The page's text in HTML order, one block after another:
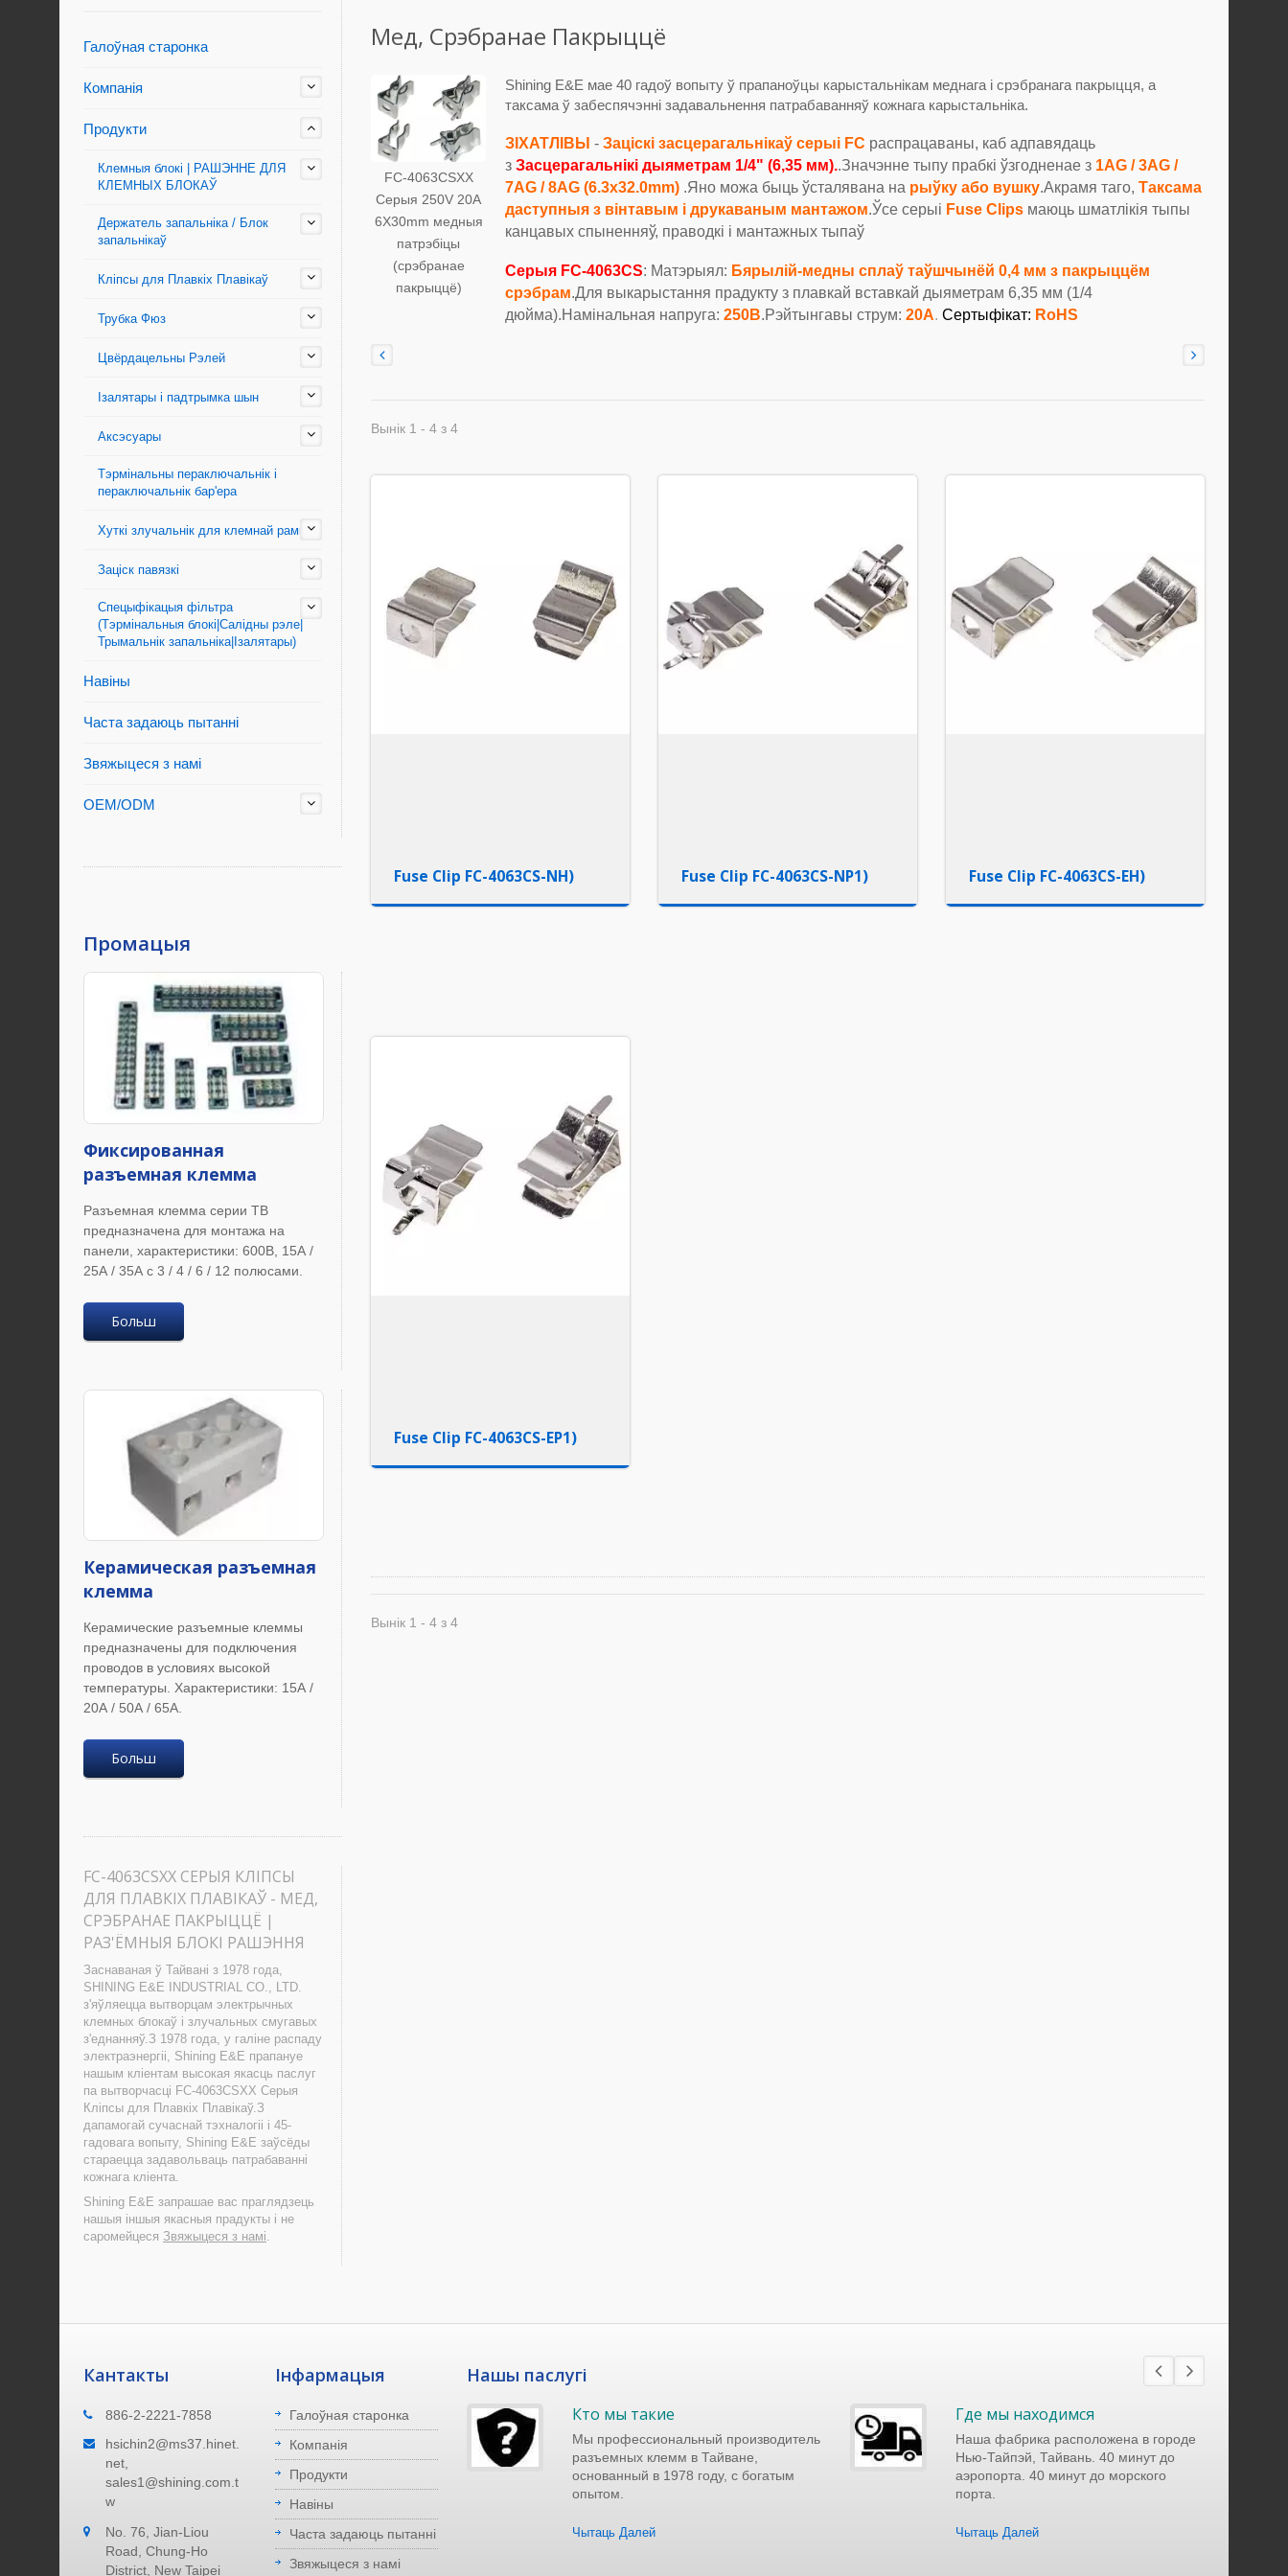
Галоўная старонка
Компанія
Продукти
Клемныя блокі | РАШЭННЕ ДЛЯ
КЛЕМНЫХ БЛОКАЎ
Держатель запальніка / Блок
запальнікаў
Кліпсы для Плавкіх Плавікаў
Трубка Фюз
Цвёрдацельны Рэлей
Ізалятары і падтрымка шын
Аксэсуары
Тэрмінальны пераключальнік і
пераключальнік бар'ера
Хуткі злучальнік для клемнай рамкі
Заціск павязкі
Спецыфікацыя фільтра
(Тэрмінальныя блокі|Салідны рэле|
Трымальнік запальніка|Ізалятары)
Навіны
Часта задаюць пытанні
Звяжыцеся з намі
OEM/ODM
Промацыя
Фиксированная
разъемная клемма
Разъемная клемма серии TB
предназначена для монтажа на
панели, характеристики: 600В, 15А /
25А / 35А с 3 / 4 / 6 / 12 полюсами.
Больш
Керамическая разъемная
клемма
Керамические разъемные клеммы
предназначены для подключения
проводов в условиях высокой
температуры. Характеристики: 15А /
20А / 50А / 65А.
Больш
FC-4063CSXX СЕРЫЯ КЛІПСЫ
ДЛЯ ПЛАВКІХ ПЛАВІКАЎ - МЕД,
СРЭБРАНАЕ ПАКРЫЦЦЁ |
РАЗ'ЁМНЫЯ БЛОКІ РАШЭННЯ
Заснаваная ў Тайвані з 1978 года,
SHINING E&E INDUSTRIAL CO., LTD.
з'яўляецца вытворцам электрычных
клемных блокаў і злучальных смугавых
з'еднанняў.З 1978 года, у галіне распаду
электраэнергіі, Shining E&E прапануе
нашым кліентам высокая якасць паслуг
па вытворчасці FC-4063CSXX Серыя
Кліпсы для Плавкіх Плавікаў.З
дапамогай сучаснай тэхналогіі і 45-
гадовага вопыту, Shining E&E заўсёды
стараецца задавольваць патрабаванні
кожнага кліента.
Shining E&E запрашае вас праглядзець
нашыя іншыя якасныя прадукты і не
саромейцеся Звяжыцеся з намі.
Мед, Срэбранае Пакрыццё
FC-4063CSXX
Серыя 250V 20A
6X30mm медныя
патрэбіцы
(срэбранае
пакрыццё)
Shining E&E мае 40 гадоў вопыту ў прапаноўцы карыстальнікам меднага і срэбранага пакрыцця, а
таксама ў забеспячэнні задавальнення патрабаванняў кожнага карыстальніка.
ЗІХАТЛІВЫ - Заціскі засцерагальнікаў серыі FC распрацаваны, каб адпавядаць
з Засцерагальнікі дыяметрам 1/4" (6,35 мм)..Значэнне тыпу прабкі ўзгодненае з 1AG / 3AG /
7AG / 8AG (6.3x32.0mm) .Яно можа быць ўсталявана на рыўку або вушку.Акрамя таго, Таксама
даступныя з вінтавым і друкаваным мантажом.Ўсе серыі Fuse Clips маюць шматлікія тыпы
канцавых спыненняў, праводкі і мантажных тыпаў
Серыя FC-4063CS: Матэрыял: Бярылій-медны сплаў таўшчынёй 0,4 мм з пакрыццём
срэбрам.Для выкарыстання прадукту з плавкай вставкай дыяметрам 6,35 мм (1/4
дюйма).Намінальная напруга: 250В.Рэйтынгавы струм: 20A. Сертыфікат: RoHS
Вынік 1 - 4 з 4
Fuse Clip FC-4063CS-NH) Fuse Clip FC-4063CS-NP1) Fuse Clip FC-4063CS-EH)
Fuse Clip FC-4063CS-EP1)
Вынік 1 - 4 з 4
Кантакты
886-2-2221-7858
hsichin2@ms37.hinet.
net,
sales1@shining.com.t
w
No. 76, Jian-Liou
Road, Chung-Ho
District, New Taipei
Інфармацыя
Галоўная старонка
Компанія
Продукти
Навіны
Часта задаюць пытанні
Звяжыцеся з намі
Нашы паслугі
Где мы находимся
Наша фабрика расположена в городе
Нью-Тайпэй, Тайвань. 40 минут до
аэропорта. 40 минут до морского
порта.
Чытаць Далей
Кто мы такие
Мы профессиональный производитель
разъемных клемм в Тайване,
основанный в 1978 году, с богатым
опытом.
Чытаць Далей
Где мы находимся
Наша фабрика расположена в городе
Нью-Тайпэй, Тайвань. 40 минут до
аэропорта. 40 минут до морского
порта.
Чытаць Далей